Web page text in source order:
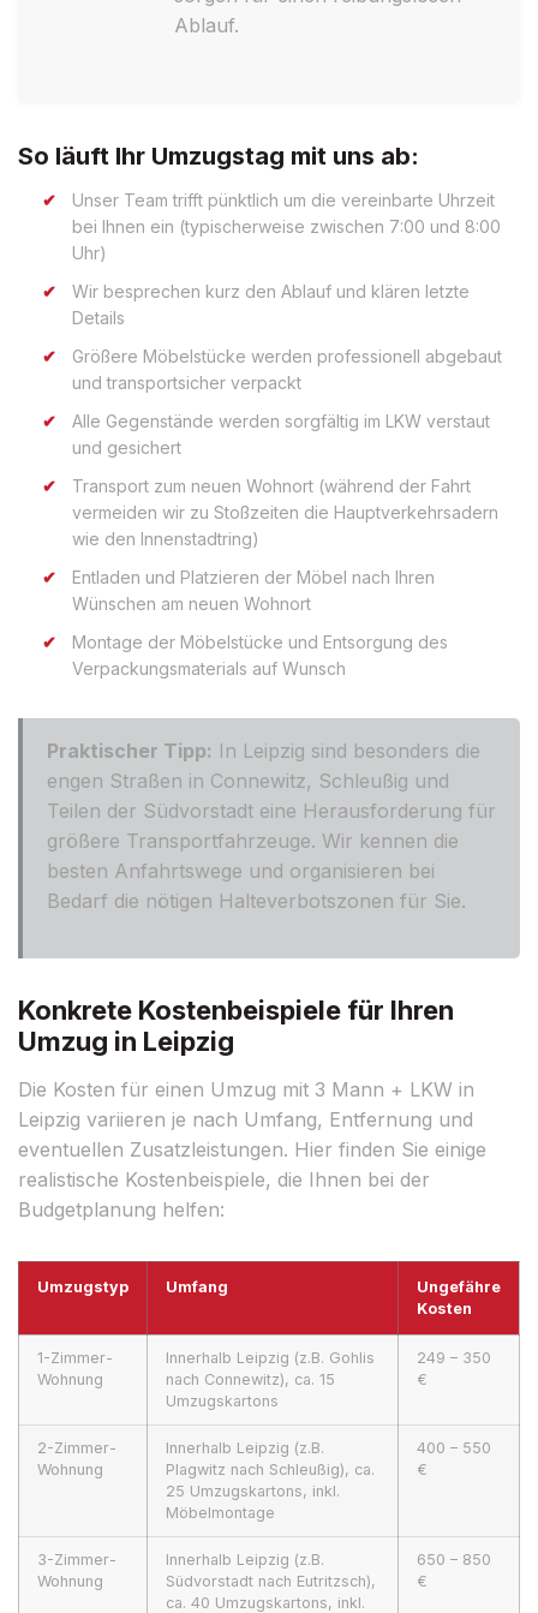
Ablauf.
So läuft Ihr Umzugstag mit uns ab:
Unser Team trifft pünktlich um die vereinbarte Uhrzeit
bei Ihnen ein (typischerweise zwischen 7:00 und 8:00
Uhr)
Wir besprechen kurz den Ablauf und klären letzte
Details
Größere Möbelstücke werden professionell abgebaut
und transportsicher verpackt
Alle Gegenstände werden sorgfältig im LKW verstaut
und gesichert
Transport zum neuen Wohnort (während der Fahrt
vermeiden wir zu Stoßzeiten die Hauptverkehrsadern
wie den Innenstadtring)
Entladen und Platzieren der Möbel nach Ihren
Wünschen am neuen Wohnort
Montage der Möbelstücke und Entsorgung des
Verpackungsmaterials auf Wunsch
Praktischer Tipp: In Leipzig sind besonders die
engen Straßen in Connewitz, Schleußig und
Teilen der Südvorstadt eine Herausforderung für
größere Transportfahrzeuge. Wir kennen die
besten Anfahrtswege und organisieren bei
Bedarf die nötigen Halteverbotszonen für Sie.
Konkrete Kostenbeispiele für Ihren
Umzug in Leipzig
Die Kosten für einen Umzug mit 3 Mann + LKW in
Leipzig variieren je nach Umfang, Entfernung und
eventuellen Zusatzleistungen. Hier finden Sie einige
realistische Kostenbeispiele, die Ihnen bei der
Budgetplanung helfen:
Umzugstyp Umfang
Ungefähre
Kosten
1-Zimmer-
Wohnung
Innerhalb Leipzig (z.B. Gohlis
nach Connewitz), ca. 15
Umzugskartons
249 – 350
€
2-Zimmer-
Wohnung
Innerhalb Leipzig (z.B.
Plagwitz nach Schleußig), ca.
25 Umzugskartons, inkl.
Möbelmontage
400 – 550
€
3-Zimmer-
Wohnung
Innerhalb Leipzig (z.B.
Südvorstadt nach Eutritzsch),
ca. 40 Umzugskartons, inkl.
650 – 850
€